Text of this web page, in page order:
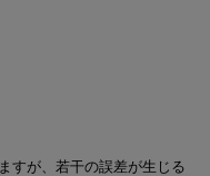
すが、若干の誤差が生じる